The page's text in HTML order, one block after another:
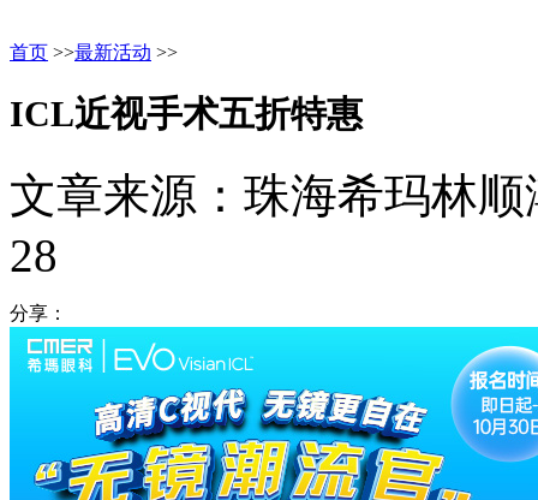
首页 >>最新活动 >>
ICL近视手术五折特惠
文章来源：珠海希玛林
28
分享：